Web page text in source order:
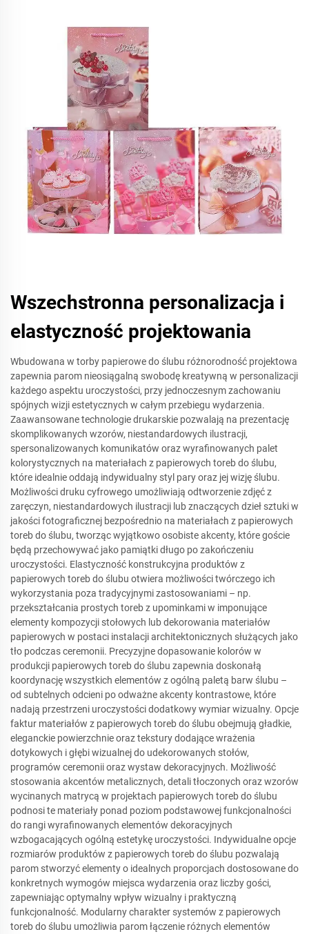
Wszechstronna personalizacja i
elastyczność projektowania
Wbudowana w torby papierowe do ślubu różnorodność projektowa
zapewnia parom nieosiągalną swobodę kreatywną w personalizacji
każdego aspektu uroczystości, przy jednoczesnym zachowaniu
spójnych wizji estetycznych w całym przebiegu wydarzenia.
Zaawansowane technologie drukarskie pozwalają na prezentację
skomplikowanych wzorów, niestandardowych ilustracji,
spersonalizowanych komunikatów oraz wyrafinowanych palet
kolorystycznych na materiałach z papierowych toreb do ślubu,
które idealnie oddają indywidualny styl pary oraz jej wizję ślubu.
Możliwości druku cyfrowego umożliwiają odtworzenie zdjęć z
zaręczyn, niestandardowych ilustracji lub znaczących dzieł sztuki w
jakości fotograficznej bezpośrednio na materiałach z papierowych
toreb do ślubu, tworząc wyjątkowo osobiste akcenty, które goście
będą przechowywać jako pamiątki długo po zakończeniu
uroczystości. Elastyczność konstrukcyjna produktów z
papierowych toreb do ślubu otwiera możliwości twórczego ich
wykorzystania poza tradycyjnymi zastosowaniami – np.
przekształcania prostych toreb z upominkami w imponujące
elementy kompozycji stołowych lub dekorowania materiałów
papierowych w postaci instalacji architektonicznych służących jako
tło podczas ceremonii. Precyzyjne dopasowanie kolorów w
produkcji papierowych toreb do ślubu zapewnia doskonałą
koordynację wszystkich elementów z ogólną paletą barw ślubu –
od subtelnych odcieni po odważne akcenty kontrastowe, które
nadają przestrzeni uroczystości dodatkowy wymiar wizualny. Opcje
faktur materiałów z papierowych toreb do ślubu obejmują gładkie,
eleganckie powierzchnie oraz tekstury dodające wrażenia
dotykowych i głębi wizualnej do udekorowanych stołów,
programów ceremonii oraz wystaw dekoracyjnych. Możliwość
stosowania akcentów metalicznych, detali tłoczonych oraz wzorów
wycinanych matrycą w projektach papierowych toreb do ślubu
podnosi te materiały ponad poziom podstawowej funkcjonalności
do rangi wyrafinowanych elementów dekoracyjnych
wzbogacających ogólną estetykę uroczystości. Indywidualne opcje
rozmiarów produktów z papierowych toreb do ślubu pozwalają
parom stworzyć elementy o idealnych proporcjach dostosowane do
konkretnych wymogów miejsca wydarzenia oraz liczby gości,
zapewniając optymalny wpływ wizualny i praktyczną
funkcjonalność. Modularny charakter systemów z papierowych
toreb do ślubu umożliwia parom łączenie różnych elementów